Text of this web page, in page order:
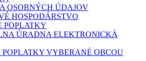
OSOBNÝCH ÚDAJOV
HOSPODÁRSTVO
POPLATKY
ÚRADNA ELEKTRONICKÁ
POPLATKY VYBERANÉ OBCOU